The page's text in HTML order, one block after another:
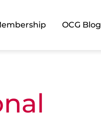
OCG Blog